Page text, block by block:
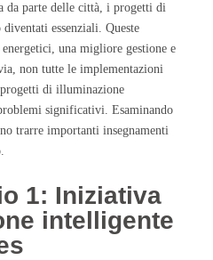
da parte delle città, i progetti di
essenziali. Queste
una migliore gestione e
non tutte le implementazioni
di illuminazione
significativi. Esaminando
trarre importanti insegnamenti
1: Iniziativa
intelligente